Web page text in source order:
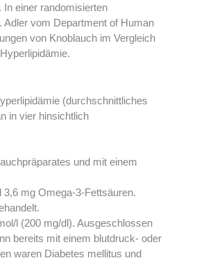
einer randomisierten
Adler vom Department of Human
von Knoblauch im Vergleich
(durchschnittliches
in vier hinsichtlich
und mit einem
mg Omega-3-Fettsäuren.
l (200 mg/dl). Ausgeschlossen
bereits mit einem blutdruck- oder
waren Diabetes mellitus und